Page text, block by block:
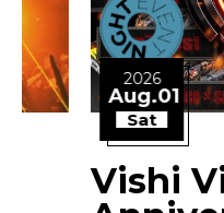
2026
Aug.01
Vishi